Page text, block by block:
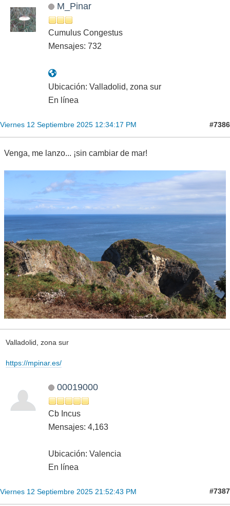
M_Pinar
Cumulus Congestus
Mensajes: 732
Ubicación: Valladolid, zona sur
En línea
Viernes 12 Septiembre 2025 12:34:17 PM #7386
Venga, me lanzo... ¡sin cambiar de mar!
Valladolid, zona sur
https://mpinar.es/
00019000
Cb Incus
Mensajes: 4,163
Ubicación: Valencia
En línea
Viernes 12 Septiembre 2025 21:52:43 PM #7387